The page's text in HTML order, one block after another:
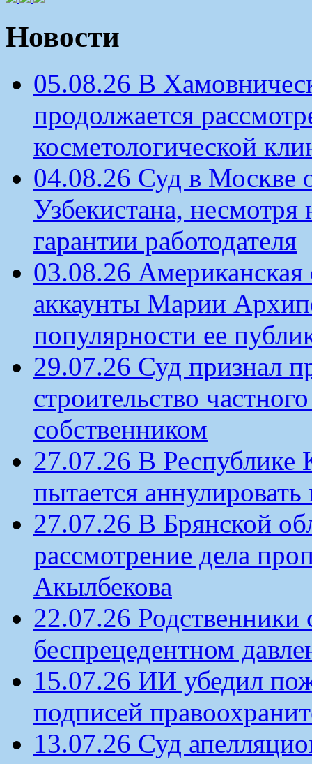
Новости
05.08.26 В
продолжается
косметологической
04.08.26 Суд в Москве
Узбекистана,
гарантии работодателя
03.08.26 Американская
аккаунты Марии
популярности ее
29.07.26 Суд признал
строительство
собственником
27.07.26 В
пытается аннулировать
27.07.26 В Брянской
рассмотрение дела
Акылбекова
22.07.26
беспрецедентном
15.07.26 ИИ убедил
подписей
13.07.26 Суд